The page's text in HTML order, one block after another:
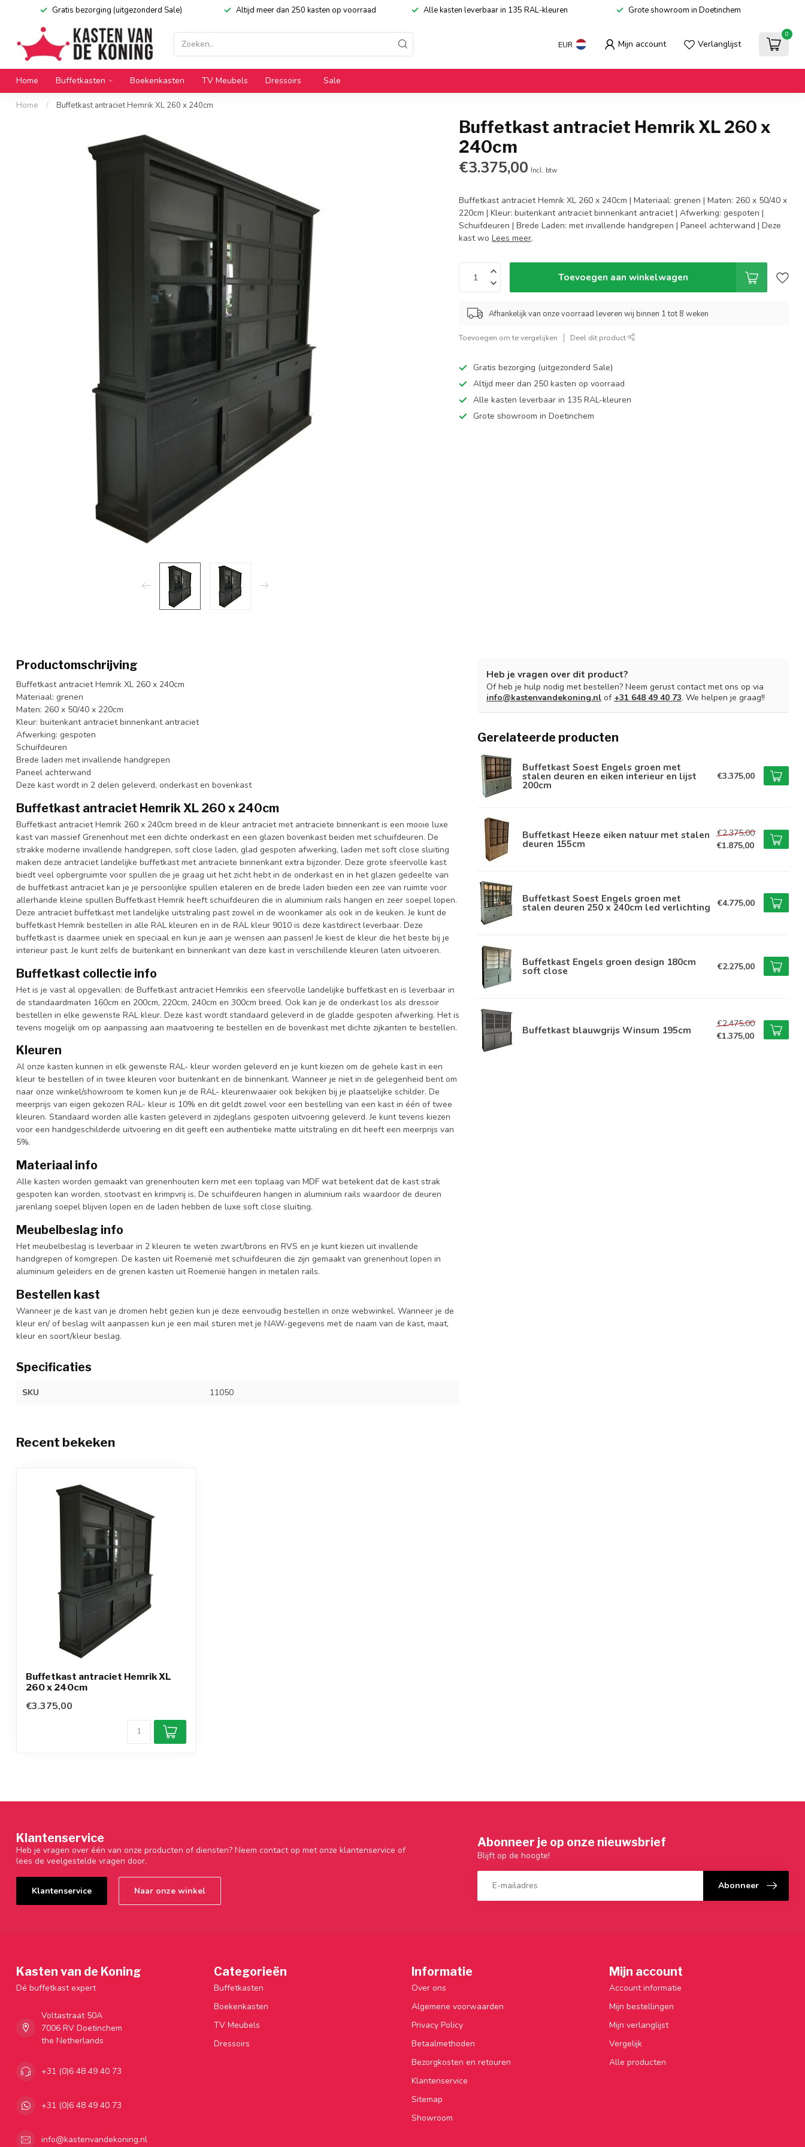
Gratis bezorging (uitgezonderd Sale) Altijd meer dan 250 kasten op voorraad Alle kasten leverbaar in 135 RAL-kleuren Grote showroom in Doetinchem
EUR Mijn account Verlanglijst
0
Home Buffetkasten Boekenkasten TV Meubels Dressoirs Sale
Home / Buffetkast antraciet Hemrik XL 260 x 240cm
Buffetkast antraciet Hemrik XL 260 x
240cm
€3.375,00 Incl. btw
Buffetkast antraciet Hemrik XL 260 x 240cm | Materiaal: grenen | Maten: 260 x 50/40 x
220cm | Kleur: buitenkant antraciet binnenkant antraciet | Afwerking: gespoten |
Schuifdeuren | Brede Laden: met invallende handgrepen | Paneel achterwand | Deze
kast woLees meer.
Toevoegen aan winkelwagen
Afhankelijk van onze voorraad leveren wij binnen 1 tot 8 weken
Toevoegen om te vergelijken Deel dit product
Gratis bezorging (uitgezonderd Sale)
Altijd meer dan 250 kasten op voorraad
Alle kasten leverbaar in 135 RAL-kleuren
Grote showroom in Doetinchem
Productomschrijving
Buffetkast antraciet Hemrik XL 260 x 240cm
Materiaal: grenen
Maten: 260 x 50/40 x 220cm
Kleur: buitenkant antraciet binnenkant antraciet
Afwerking: gespoten
Schuifdeuren
Brede laden met invallende handgrepen
Paneel achterwand
Deze kast wordt in 2 delen geleverd, onderkast en bovenkast
Buffetkast antraciet Hemrik XL 260 x 240cm
Buffetkast antraciet Hemrik 260 x 240cm breed in de kleur antraciet met antraciete binnenkant is een mooie luxe
kast van massief Grenenhout met een dichte onderkast en een glazen bovenkast beiden met schuifdeuren. De
strakke moderne invallende handgrepen, soft close laden, glad gespoten afwerking, laden met soft close sluiting
maken deze antraciet landelijke buffetkast met antraciete binnenkant extra bijzonder. Deze grote sfeervolle kast
biedt veel opbergruimte voor spullen die je graag uit het zicht hebt in de onderkast en in het glazen gedeelte van
de buffetkast antraciet kan je je persoonlijke spullen etaleren en de brede laden bieden een zee van ruimte voor
allerhande kleine spullen Buffetkast Hemrik heeft schuifdeuren die in aluminium rails hangen en zeer soepel lopen.
Deze antraciet buffetkast met landelijke uitstraling past zowel in de woonkamer als ook in de keuken. Je kunt de
buffetkast Hemrik bestellen in alle RAL kleuren en in de RAL kleur 9010 is deze kastdirect leverbaar. Deze
buffetkast is daarmee uniek en speciaal en kun je aan je wensen aan passen! Je kiest de kleur die het beste bij je
interieur past. Je kunt zelfs de buitenkant en binnenkant van deze kast in verschillende kleuren laten uitvoeren.
Buffetkast collectie info
Het is je vast al opgevallen: de Buffetkast antraciet Hemrikis een sfeervolle landelijke buffetkast en is leverbaar in
de standaardmaten 160cm en 200cm, 220cm, 240cm en 300cm breed. Ook kan je de onderkast los als dressoir
bestellen in elke gewenste RAL kleur. Deze kast wordt standaard geleverd in de gladde gespoten afwerking. Het is
tevens mogelijk om op aanpassing aan maatvoering te bestellen en de bovenkast met dichte zijkanten te bestellen.
Kleuren
Al onze kasten kunnen in elk gewenste RAL- kleur worden geleverd en je kunt kiezen om de gehele kast in een
kleur te bestellen of in twee kleuren voor buitenkant en de binnenkant. Wanneer je niet in de gelegenheid bent om
naar onze winkel/showroom te komen kun je de RAL- kleurenwaaier ook bekijken bij je plaatselijke schilder. De
meerprijs van eigen gekozen RAL- kleur is 10% en dit geldt zowel voor een bestelling van een kast in één of twee
kleuren. Standaard worden alle kasten geleverd in zijdeglans gespoten uitvoering geleverd. Je kunt tevens kiezen
voor een handgeschilderde uitvoering en dit geeft een authentieke matte uitstraling en dit heeft een meerprijs van
5%.
Materiaal info
Alle kasten worden gemaakt van grenenhouten kern met een toplaag van MDF wat betekent dat de kast strak
gespoten kan worden, stootvast en krimpvrij is, De schuifdeuren hangen in aluminium rails waardoor de deuren
jarenlang soepel blijven lopen en de laden hebben de luxe soft close sluiting.
Meubelbeslag info
Het meubelbeslag is leverbaar in 2 kleuren te weten zwart/brons en RVS en je kunt kiezen uit invallende
handgrepen of komgrepen. De kasten uit Roemenië met schuifdeuren die zijn gemaakt van grenenhout lopen in
aluminium geleiders en de grenen kasten uit Roemenië hangen in metalen rails.
Bestellen kast
Wanneer je de kast van je dromen hebt gezien kun je deze eenvoudig bestellen in onze webwinkel. Wanneer je de
kleur en/ of beslag wilt aanpassen kun je een mail sturen met je NAW-gegevens met de naam van de kast, maat,
kleur en soort/kleur beslag.
Specificaties
SKU 11050
Heb je vragen over dit product?
Of heb je hulp nodig met bestellen? Neem gerust contact met ons op via
info@kastenvandekoning.nl of +31 648 49 40 73. We helpen je graag!!
Gerelateerde producten
Buffetkast Soest Engels groen met
stalen deuren en eiken interieur en lijst
200cm
€3.375,00
Buffetkast Heeze eiken natuur met stalen
deuren 155cm
€2.375,00
€1.875,00
Buffetkast Soest Engels groen met
stalen deuren 250 x 240cm led verlichting €4.775,00
Buffetkast Engels groen design 180cm
soft close €2.275,00
Buffetkast blauwgrijs Winsum 195cm
€2.475,00
€1.375,00
Recent bekeken
Buffetkast antraciet Hemrik XL
260 x 240cm
€3.375,00
Klantenservice
Heb je vragen over één van onze producten of diensten? Neem contact op met onze klantenservice of
lees de veelgestelde vragen door.
Klantenservice Naar onze winkel
Abonneer je op onze nieuwsbrief
Blijft op de hoogte!
Abonneer
Kasten van de Koning
Dé buffetkast expert
Voltastraat 50A
7006 RV Doetinchem
the Netherlands
+31 (0)6 48 49 40 73
+31 (0)6 48 49 40 73
info@kastenvandekoning.nl
Categorieën
Buffetkasten
Boekenkasten
TV Meubels
Dressoirs
Informatie
Over ons
Algemene voorwaarden
Privacy Policy
Betaalmethoden
Bezorgkosten en retouren
Klantenservice
Sitemap
Showroom
Mijn account
Account informatie
Mijn bestellingen
Mijn verlanglijst
Vergelijk
Alle producten